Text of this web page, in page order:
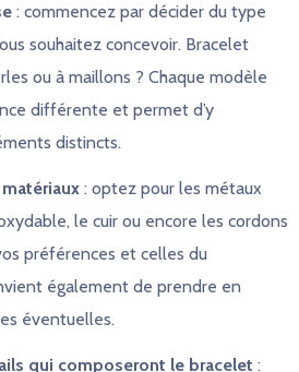
: commencez par décider du type
souhaitez concevoir. Bracelet
ou à maillons ? Chaque modèle
différente et permet d’y
distincts.
: optez pour les métaux
le cuir ou encore les cordons
préférences et celles du
également de prendre en
éventuelles.
qui composeront le bracelet :